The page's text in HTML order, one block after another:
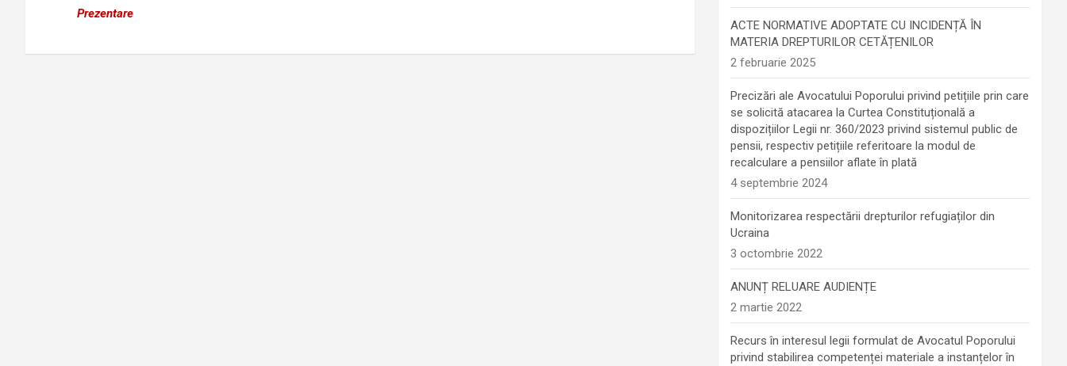
Prezentare
ACTE NORMATIVE ADOPTATE CU INCIDENȚĂ ÎN
MATERIA DREPTURILOR CETĂȚENILOR
2 februarie 2025
Precizări ale Avocatului Poporului privind petițiile prin care
se solicită atacarea la Curtea Constituțională a
dispozițiilor Legii nr. 360/2023 privind sistemul public de
pensii, respectiv petițiile referitoare la modul de
recalculare a pensiilor aflate în plată
4 septembrie 2024
Monitorizarea respectării drepturilor refugiaților din
Ucraina
3 octombrie 2022
ANUNȚ RELUARE AUDIENȚE
2 martie 2022
Recurs în interesul legii formulat de Avocatul Poporului
privind stabilirea competenței materiale a instanțelor în